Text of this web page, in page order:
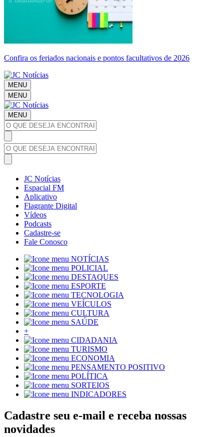
Confira os feriados nacionais e pontos facultativos de 2026
MENU
MENU
MENU
JC Notícias
Espacial FM
Aplicativo
Flagrante Digital
Vídeos
Podcasts
Cadastre-se
Fale Conosco
NOTÍCIAS
POLICIAL
DESTAQUES
ESPORTE
TECNOLOGIA
VEÍCULOS
CULTURA
SAÚDE
+
CIDADANIA
TURISMO
ECONOMIA
PENSAMENTO POSITIVO
POLÍTICA
SORTEIOS
INDICADORES
Cadastre seu e-mail e receba nossas
novidades